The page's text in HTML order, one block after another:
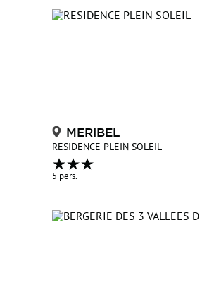
MERIBEL
RESIDENCE PLEIN SOLEIL
5 pers.